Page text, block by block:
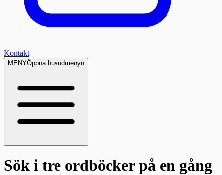
Kontakt
MENYÖppna huvudmenyn
Sök i tre ordböckerpå en gång